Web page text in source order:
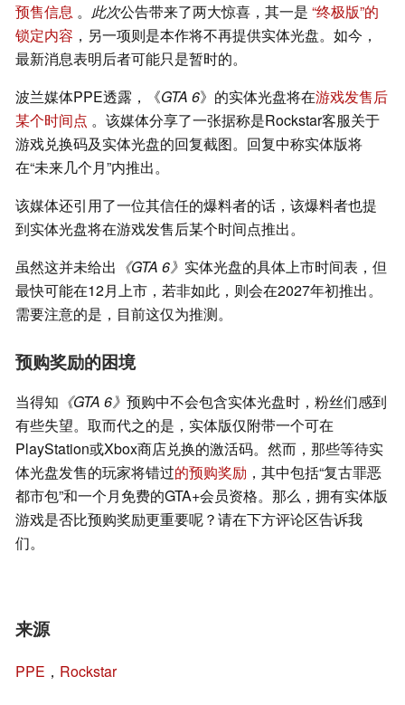
预售信息 。 此次公告带来了两大惊喜，其一是 “终极版”的
锁定内容 ，另一项则是本作将不再提供实体光盘。如今，
最新消息表明后者可能只是暂时的。
波兰媒体PPE透露，《GTA 6》的实体光盘将在游戏发售后
某个时间点 。该媒体分享了一张据称是Rockstar客服关于
游戏兑换码及实体光盘的回复截图。回复中称实体版将
在“未来几个月”内推出。
该媒体还引用了一位其信任的爆料者的话，该爆料者也提
到实体光盘将在游戏发售后某个时间点推出。
虽然这并未给出 《GTA 6》 实体光盘的具体上市时间表，但
最快可能在12月上市，若非如此，则会在2027年初推出。
需要注意的是，目前这仅为推测。
预购奖励的困境
当得知 《GTA 6》 预购中不会包含实体光盘时，粉丝们感到
有些失望。取而代之的是，实体版仅附带一个可在
PlayStation或Xbox商店兑换的激活码。然而，那些等待实
体光盘发售的玩家将错过的预购奖励 ，其中包括“复古罪恶
都市包”和一个月免费的GTA+会员资格。那么，拥有实体版
游戏是否比预购奖励更重要呢？请在下方评论区告诉我
们。
来源
PPE ， Rockstar